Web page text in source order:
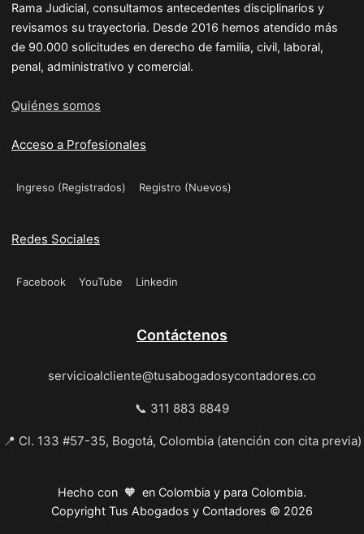
Rama Judicial, consultamos antecedentes disciplinarios y
revisamos su trayectoria. Desde 2016 hemos atendido más
de 90.000 solicitudes en derecho de familia, civil, laboral,
penal, administrativo y comercial.
Quiénes somos
Acceso a Profesionales
Ingreso (Registrados) Registro (Nuevos)
Redes Sociales
Facebook YouTube Linkedin
Contáctenos
servicioalcliente@tusabogadosycontadores.co
📞 311 883 8849
📍 Cl. 133 #57-35, Bogotá, Colombia (atención con cita previa)
Hecho con 🧡 en Colombia y para Colombia.
Copyright Tus Abogados y Contadores © 2026